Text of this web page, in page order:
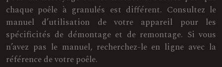
chaque poêle à granulés est différent. Consultez le
manuel d’utilisation de votre appareil pour les
spécificités de démontage et de remontage. Si vous
n’avez pas le manuel, recherchez-le en ligne avec la
référence de votre poêle.